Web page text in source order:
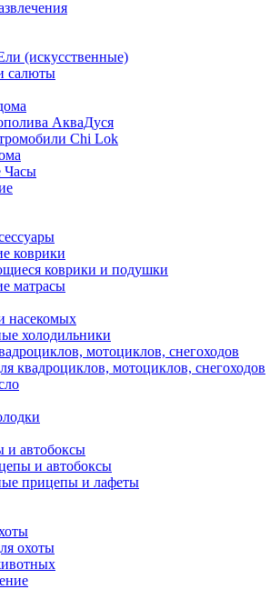
(искусственные)
салюты
АкваДуся
Chi Lok
Часы
коврики
коврики и подушки
матрасы
насекомых
холодильники
мотоциклов, снегоходов
квадроциклов, мотоциклов, снегоходов
и автобоксы
и автобоксы
прицепы и лафеты
охоты